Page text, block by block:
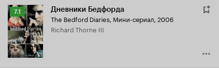
Рейтинг
Кинопоиска
7.1
7.1 Дневники Бедфорда
The Bedford Diaries, Мини-сериал, 2006
Richard Thorne III